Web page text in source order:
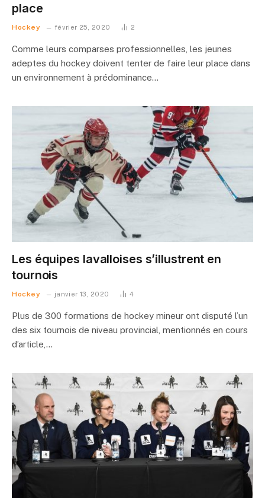
place
Hockey février 25, 2020 2
Comme leurs comparses professionnelles, les jeunes
adeptes du hockey doivent tenter de faire leur place dans
un environnement à prédominance…
Les équipes lavalloises s’illustrent en
tournois
Hockey janvier 13, 2020 4
Plus de 300 formations de hockey mineur ont disputé l’un
des six tournois de niveau provincial, mentionnés en cours
d’article,…